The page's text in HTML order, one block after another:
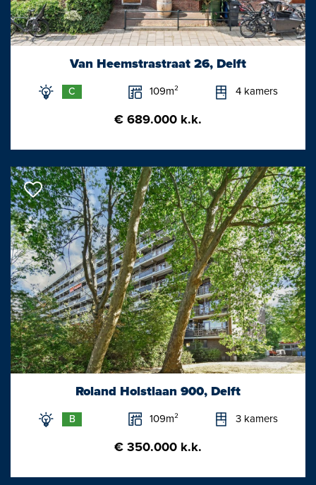
meterkast en trappenhuis naar de eerste verdieping. De
ontvangsthal biedt toegang tot de toiletruimte met 3 toiletten en
wastafel. Tevens bereik je hier de mice-en-place keuken.
en openslaande elektrische deuren naar de veranda en
buitenterrassen. De horecakeuken (26,5 m2) is efficiënt
ingedeeld met een koude- en warme kant, spoelruimte en
koelcel en heeft ook openslaande elektrische deuren naar het
terras. Vanuit de horecakeuken is tevens het woongedeelte
(huisnummer 1a) te bereiken middels een tussendeur.
De veranda (overdekt terras) is 40 m2 met thans 25 zitplaatsen.
De fraai aangelegde zeer grote terrastuin, met o.a. gemetselde
plantenbakken, vijvers en speeltuin, mag thans voor 91 m2
ingedeeld worden met tafels en stoelen, wat neerkomt op zo’n
75 zitplaatsen. Varende passanten die het restaurant willen
bezoeken kunnen gebruik maken van de aanwezige
Eerste verdieping
zolderberging. Aangrenzend bevinden zich 3 royale
Van Heemstrastraat 26, Delft
C 109m² 4 kamers
€ 689.000 k.k.
Roland Holstlaan 900, Delft
B 109m² 3 kamers
€ 350.000 k.k.